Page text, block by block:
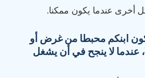
أخرى عندما يكون ممكنا.
ابنكم محبطا من غرض أو
عندما لا ينجح في أن يشغل